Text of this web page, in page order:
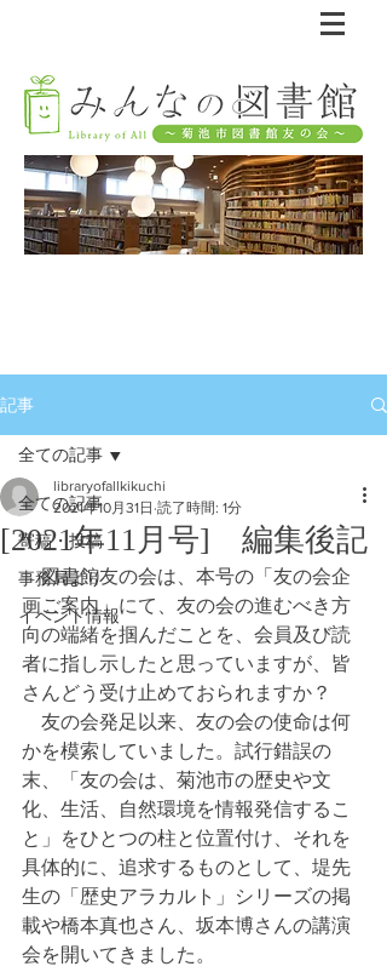
記事
全ての記事
寄稿・投稿
事務局より
イベント情報
全ての記事
[2021年11月号] 編集後記
libraryofallkikuchi
2021年10月31日 読了時間: 1分
図書館友の会は、本号の「友の会企
画ご案内」にて、友の会の進むべき方
向の端緒を掴んだことを、会員及び読
者に指し示したと思っていますが、皆
さんどう受け止めておられますか？
友の会発足以来、友の会の使命は何
かを模索していました。試行錯誤の
末、「友の会は、菊池市の歴史や文
化、生活、自然環境を情報発信するこ
と」をひとつの柱と位置付け、それを
具体的に、追求するものとして、堤先
生の「歴史アラカルト」シリーズの掲
載や橋本真也さん、坂本博さんの講演
会を開いてきました。